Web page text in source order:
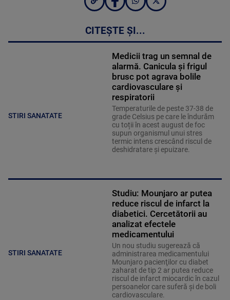
CITEȘTE ȘI...
STIRI SANATATE
Medicii trag un semnal de
alarmă. Canicula și frigul
brusc pot agrava bolile
cardiovasculare și
respiratorii
Temperaturile de peste 37-38 de
grade Celsius pe care le îndurăm
cu toții în acest august de foc
supun organismul unui stres
termic intens crescând riscul de
deshidratare și epuizare.
STIRI SANATATE
Studiu: Mounjaro ar putea
reduce riscul de infarct la
diabetici. Cercetătorii au
analizat efectele
medicamentului
Un nou studiu sugerează că
administrarea medicamentului
Mounjaro pacienţilor cu diabet
zaharat de tip 2 ar putea reduce
riscul de infarct miocardic în cazul
persoanelor care suferă şi de boli
cardiovasculare.